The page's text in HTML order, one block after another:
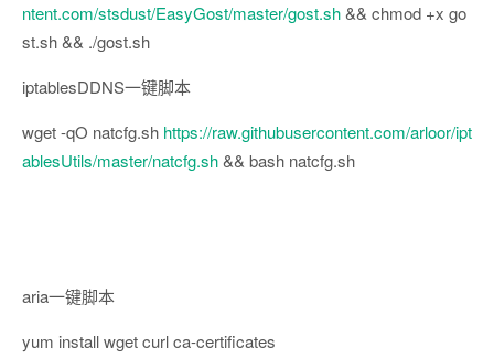
ntent.com/stsdust/EasyGost/master/gost.sh&& chmod +x go
st.sh && ./gost.sh
iptablesDDNS一键脚本
wget -qO natcfg.sh https://raw.githubusercontent.com/arloor/ipt
ablesUtils/master/natcfg.sh&& bash natcfg.sh
aria一键脚本
yum install wget curl ca-certificates